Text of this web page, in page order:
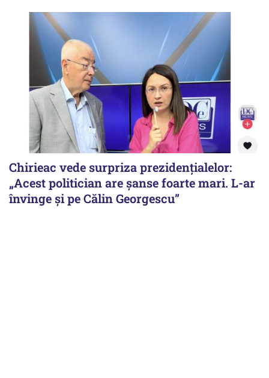
Chirieac vede surpriza prezidențialelor:
„Acest politician are șanse foarte mari. L-ar
învinge și pe Călin Georgescu”